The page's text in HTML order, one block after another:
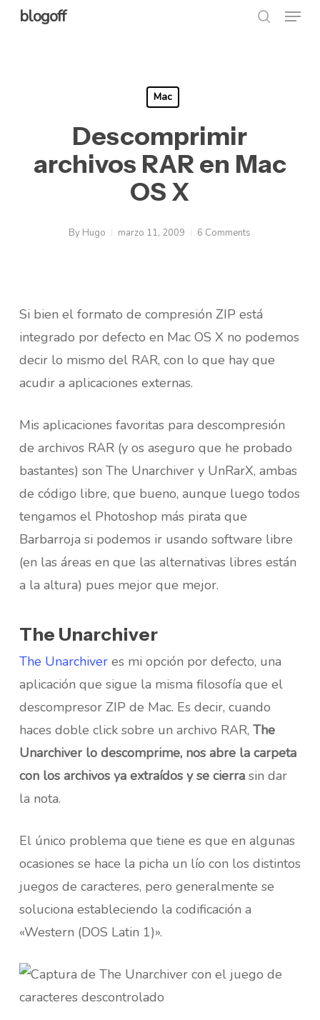
Skipblogoff Menu
Mac
Descomprimir
archivos RAR en Mac
OS X
By Hugo marzo 11, 2009 6 Comments
Si bien el formato de compresión ZIP está
integrado por defecto en Mac OS X no podemos
decir lo mismo del RAR, con lo que hay que
acudir a aplicaciones externas.
Mis aplicaciones favoritas para descompresión
de archivos RAR (y os aseguro que he probado
bastantes) son The Unarchiver y UnRarX, ambas
de código libre, que bueno, aunque luego todos
tengamos el Photoshop más pirata que
Barbarroja si podemos ir usando software libre
(en las áreas en que las alternativas libres están
a la altura) pues mejor que mejor.
The Unarchiver
The Unarchiveres mi opción por defecto, una
aplicación que sigue la misma filosofía que el
descompresor ZIP de Mac. Es decir, cuando
haces doble click sobre un archivo RAR, The
Unarchiver lo descomprime, nos abre la carpeta
con los archivos ya extraídos y se cierrasin dar
la nota.
El único problema que tiene es que en algunas
ocasiones se hace la picha un lío con los distintos
juegos de caracteres, pero generalmente se
soluciona estableciendo la codificación a
«Western (DOS Latin 1)».